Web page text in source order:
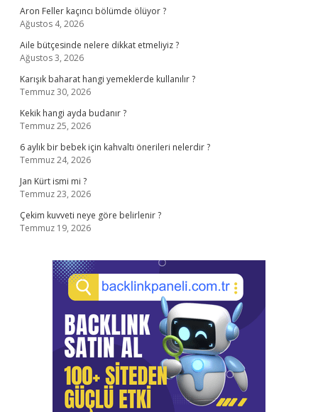
Aron Feller kaçıncı bölümde ölüyor ?
Ağustos 4, 2026
Aile bütçesinde nelere dikkat etmeliyiz ?
Ağustos 3, 2026
Karışık baharat hangi yemeklerde kullanılır ?
Temmuz 30, 2026
Kekik hangi ayda budanır ?
Temmuz 25, 2026
6 aylık bir bebek için kahvaltı önerileri nelerdir ?
Temmuz 24, 2026
Jan Kürt ismi mi ?
Temmuz 23, 2026
Çekim kuvveti neye göre belirlenir ?
Temmuz 19, 2026